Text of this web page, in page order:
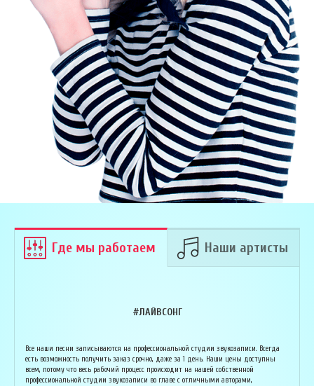
Где мы работаем Наши артисты
#ЛАЙВСОНГ
Все наши песни записываются на профессиональной студии звукозаписи. Всегда
есть возможность получить заказ срочно, даже за 1 день. Наши цены доступны
всем, потому что весь рабочий процесс происходит на нашей собственной
профессиональной студии звукозаписи во главе с отличными авторами,
Армен Алавердян
Основатель организации "Лайвсонг". С детства занимается музыкой, пишет
аранжировки, делает сведение и мастеринг на профессиональном уровне.
Может сделать коммерческий звук даже по записи с диктофона :) Состоит в
дуэте "Ag Jan", и выступает на концертах по всей России. Снимает клипы